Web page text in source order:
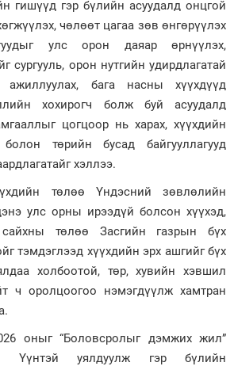
гишүүд гэр бүлийн асуудалд онцгой
чөлөөт цагаа зөв өнгөрүүлэх
улс орон даяар өрнүүлэх,
сургууль, орон нутгийн удирдлагатай
ажиллуулах, бага насны хүүхдүүд
хохирогч болж буй асуудалд
цогцоор нь харах, хүүхдийн
төрийн бусад байгууллагууд
хэллээ.
төлөө Үндэсний зөвлөлийн
улс орны ирээдүй болсон хүүхэд,
төлөө Засгийн газрын бүх
тэмдэглээд хүүхдийн эрх ашгийг бүх
холбоотой, төр, хувийн хэвшил
ч оролцоогоо нэмэгдүүлж хамтран
оныг “Боловсролыг дэмжих жил”
Үүнтэй уялдуулж гэр бүлийн